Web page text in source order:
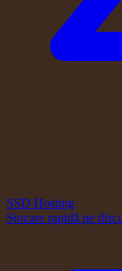
SSD Hosting
Stocare rapidă pe